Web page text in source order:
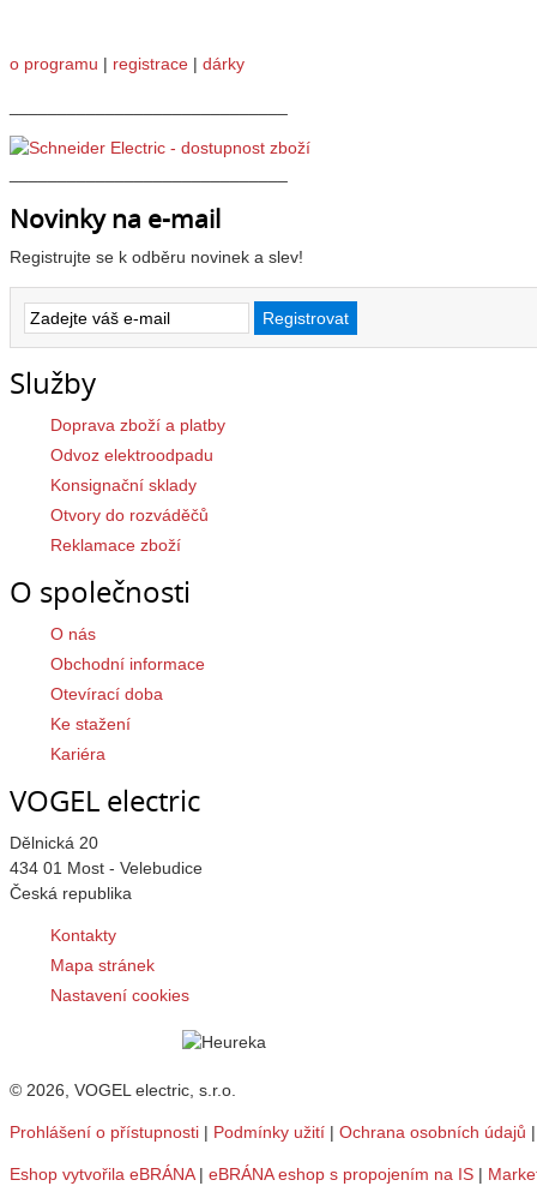
o programu | registrace | dárky
Novinky na e-mail
Registrujte se k odběru novinek a slev!
Služby
Doprava zboží a platby
Odvoz elektroodpadu
Konsignační sklady
Otvory do rozváděčů
Reklamace zboží
O společnosti
O nás
Obchodní informace
Otevírací doba
Ke stažení
Kariéra
VOGEL electric
Dělnická 20
434 01 Most - Velebudice
Česká republika
Kontakty
Mapa stránek
Nastavení cookies
© 2026, VOGEL electric, s.r.o.
Prohlášení o přístupnosti | Podmínky užití | Ochrana osobních údajů
Eshop vytvořila eBRÁNA| eBRÁNA eshop s propojením na IS |